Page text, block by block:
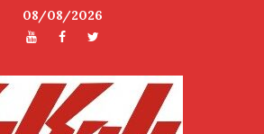
08/08/2026
توئیترفیسبوکیوتیوب